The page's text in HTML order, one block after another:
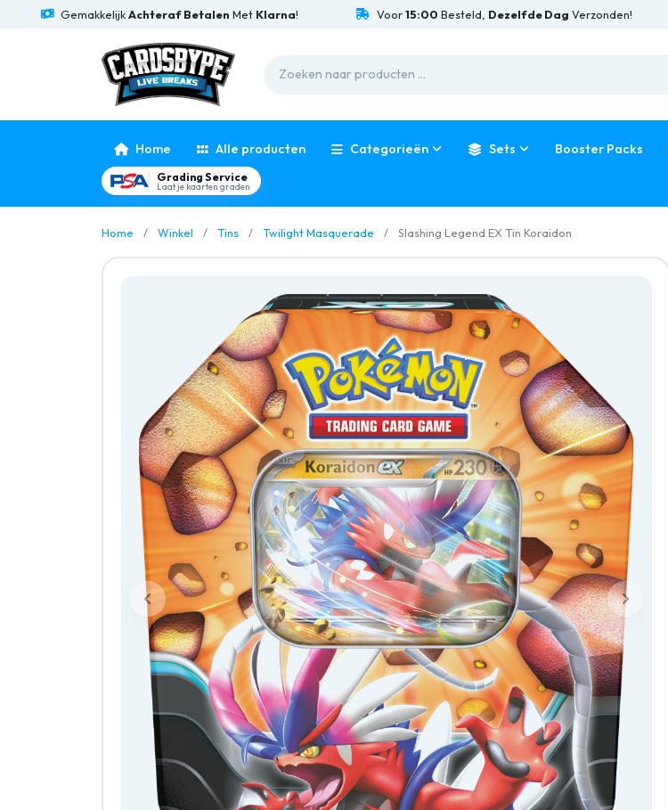
GemakkelijkAchteraf BetalenMetKlarna! Voor15:00Besteld,Dezelfde DagVerzonden!
Home Alle producten Categorieën Sets Booster Packs
Grading Service
Laat je kaarten graden
Home Winkel Tins Twilight Masquerade Slashing Legend EX Tin Koraidon